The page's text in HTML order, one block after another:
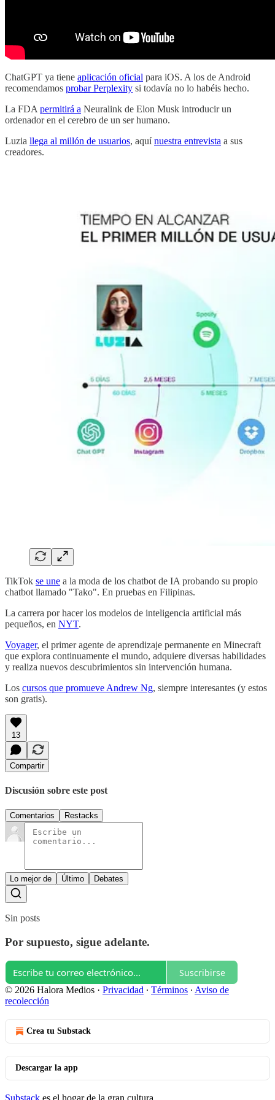
ChatGPT ya tiene aplicación oficial para iOS. A los de Android
recomendamos probar Perplexity si todavía no lo habéis hecho.
La FDA permitirá a Neuralink de Elon Musk introducir un
ordenador en el cerebro de un ser humano.
Luzia llega al millón de usuarios, aquínuestra entrevista a sus
creadores.
TikTok se une a la moda de los chatbot de IA probando su propio
chatbot llamado "Tako". En pruebas en Filipinas.
La carrera por hacer los modelos de inteligencia artificial más
pequeños, en NYT.
Voyager, el primer agente de aprendizaje permanente en Minecraft
que explora continuamente el mundo, adquiere diversas habilidades
y realiza nuevos descubrimientos sin intervención humana.
Los cursos que promueve Andrew Ng, siempre interesantes (y estos
son gratis).
13
Compartir
Discusión sobre este post
Comentarios Restacks
Lo mejor de Último Debates
Sin posts
Por supuesto, sigue adelante.
Suscribirse
© 2026 Halora Medios · Privacidad ∙ Términos ∙ Aviso de
recolección
Crea tu Substack
Descargar la app